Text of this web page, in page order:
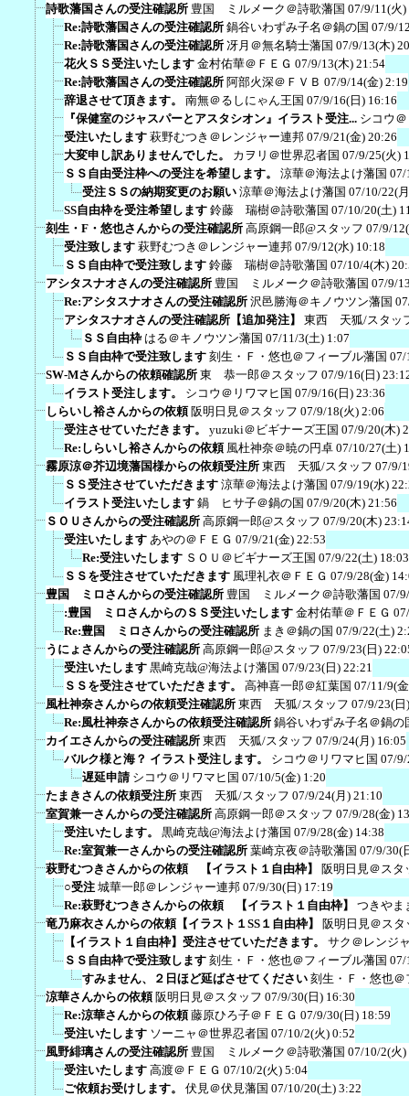
詩歌藩国さんの受注確認所 豊国 ミルメーク＠詩歌藩国 07/9/11(火)
Re:詩歌藩国さんの受注確認所 鍋谷いわずみ子名＠鍋の国 07/9/
Re:詩歌藩国さんの受注確認所 冴月＠無名騎士藩国 07/9/13(木)
花火ＳＳ受注いたします 金村佑華＠ＦＥＧ 07/9/13(木) 21:54
Re:詩歌藩国さんの受注確認所 阿部火深＠ＦＶＢ 07/9/14(金) 2:19
辞退させて頂きます。
南無＠るしにゃん王国 07/9/16(日) 16:16
『保健室のジャスパーとアスタシオン』イラスト受注... シコウ
受注いたします 萩野むつき＠レンジャー連邦 07/9/21(金) 20:26
大変申し訳ありませんでした。
カヲリ＠世界忍者国 07/9/25(火)
ＳＳ自由受注枠への受注を希望します。
涼華＠海法よけ藩国 07/
受注ＳＳの納期変更のお願い 涼華＠海法よけ藩国 07/10/22(
SS自由枠を受注希望します 鈴藤 瑞樹＠詩歌藩国 07/10/20(土)
刻生・F・悠也さんからの受注確認所 高原鋼一郎@スタッフ 07/9/
受注致します 萩野むつき＠レンジャー連邦 07/9/12(水) 10:18
ＳＳ自由枠で受注致します 鈴藤 瑞樹＠詩歌藩国 07/10/4(木)
アシタスナオさんの受注確認所 豊国 ミルメーク＠詩歌藩国 07/9/
Re:アシタスナオさんの受注確認所 沢邑勝海＠キノウツン藩国
アシタスナオさんの受注確認所【追加発注】
東西 天狐/スタッ
ＳＳ自由枠 はる＠キノウツン藩国 07/11/3(土) 1:07
ＳＳ自由枠で受注致します 刻生・Ｆ・悠也＠フィーブル藩国 07/
SW-Mさんからの依頼確認所 東 恭一郎＠スタッフ 07/9/16(日)
イラスト受注します。
シコウ＠リワマヒ国 07/9/16(日) 23:36
しらいし裕さんからの依頼 阪明日見＠スタッフ 07/9/18(火) 2:06
受注させていただきます。
yuzuki＠ビギナーズ王国 07/9/20(木)
Re:しらいし裕さんからの依頼 風杜神奈＠暁の円卓 07/10/27(土)
霧原涼＠芥辺境藩国様からの依頼受注所 東西 天狐/スタッフ 07/9/
ＳＳ受注させていただきます 涼華＠海法よけ藩国 07/9/19(水)
イラスト受注いたします 鍋 ヒサ子＠鍋の国 07/9/20(木) 21:56
ＳＯＵさんからの受注確認所 高原鋼一郎@スタッフ 07/9/20(木)
受注いたします あやの＠ＦＥＧ 07/9/21(金) 22:53
Re:受注いたします ＳＯＵ＠ビギナーズ王国 07/9/22(土) 18:03
ＳＳを受注させていただきます 風理礼衣＠ＦＥＧ 07/9/28(金)
豊国 ミロさんからの受注確認所 豊国 ミルメーク＠詩歌藩国 07/
:豊国 ミロさんからのＳＳ受注いたします 金村佑華＠ＦＥＧ
Re:豊国 ミロさんからの受注確認所 まき＠鍋の国 07/9/22(土)
うにょさんからの受注確認所 高原鋼一郎@スタッフ 07/9/23(日)
受注いたします 黒崎克哉@海法よけ藩国 07/9/23(日) 22:21
ＳＳを受注させていただきます。
高神喜一郎＠紅葉国 07/11/9(
風杜神奈さんからの依頼受注確認所 東西 天狐/スタッフ 07/9/23(日
Re:風杜神奈さんからの依頼受注確認所 鍋谷いわずみ子名＠鍋の
カイエさんからの受注確認所 東西 天狐/スタッフ 07/9/24(月) 16:05
バルク様と海？ イラスト受注します。
シコウ＠リワマヒ国 07/
遅延申請 シコウ＠リワマヒ国 07/10/5(金) 1:20
たまきさんの依頼受注所 東西 天狐/スタッフ 07/9/24(月) 21:10
室賀兼一さんからの受注確認所 高原鋼一郎＠スタッフ 07/9/28(金)
受注いたします。
黒崎克哉@海法よけ藩国 07/9/28(金) 14:38
Re:室賀兼一さんからの受注確認所 葉崎京夜＠詩歌藩国 07/9/30(
萩野むつきさんからの依頼 【イラスト１自由枠】
阪明日見＠スタ
○受注 城華一郎＠レンジャー連邦 07/9/30(日) 17:19
Re:萩野むつきさんからの依頼 【イラスト１自由枠】
つきやま
竜乃麻衣さんからの依頼【イラスト１SS１自由枠】
阪明日見＠スタ
【イラスト１自由枠】受注させていただきます。
サク＠レンジ
ＳＳ自由枠で受注致します 刻生・Ｆ・悠也＠フィーブル藩国 07/
すみません、２日ほど延ばさせてください 刻生・Ｆ・悠也
涼華さんからの依頼 阪明日見＠スタッフ 07/9/30(日) 16:30
Re:涼華さんからの依頼 藤原ひろ子＠ＦＥＧ 07/9/30(日) 18:59
受注いたします ソーニャ＠世界忍者国 07/10/2(火) 0:52
風野緋璃さんの受注確認所 豊国 ミルメーク＠詩歌藩国 07/10/2(火)
受注いたします 高渡＠ＦＥＧ 07/10/2(火) 5:04
ご依頼お受けします。
伏見＠伏見藩国 07/10/20(土) 3:22